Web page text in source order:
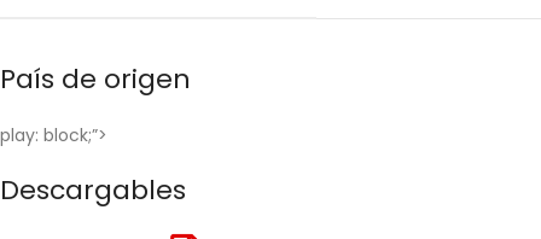
País de origen
play: block;”>
Descargables